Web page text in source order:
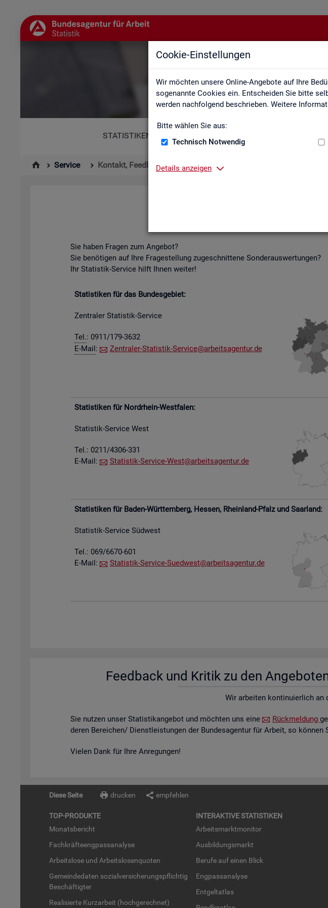
Cookie-Einstellungen
Wir möchten unsere Online-Angebote auf Ihre
sogenannte Cookies ein. Entscheiden Sie bitte
werden nachfolgend beschrieben. Weitere
Bitte wählen Sie aus:
Technisch Notwendig
Details anzeigen
Kontakt,
STATISTIKEN
Service Kontakt, Feedback und Kritik
Nut­zen Sie die
Sie haben Fra­gen zum An­ge­bot?
Sie be­nö­ti­gen auf Ihre Fra­ge­stel­lung zu­ge­schnit­te­ne Son­der­aus­wer­tun­gen?
Ihr Sta­tis­tik-Ser­vice hilft Ihnen wei­ter!
Sta­tis­ti­ken für das Bun­des­ge­biet:
Zen­tra­ler Sta­tis­tik-Ser­vice
Tel.: 0911/179-3632
E-Mail: Zen­tra­ler-Sta­tis­tik-Ser­vice@​arb​eits​agen​tur.​de
Sta­tis­ti­ken für Nord­rhein-West­fa­len:
Sta­tis­tik-Ser­vice West
Tel.: 0211/4306-331
E-Mail:
Sta­tis­tik-Ser­vice-West@​arb​eits​agen​tur.​de
Sta­tis­ti­ken für Baden-Würt­tem­berg, Hes­sen, Rhein­land-Pfalz und Saar­land:
Sta­tis­tik-Ser­vice Süd­west
Tel.: 069/6670-601
E-Mail:
Sta­tis­tik-Ser­vice-Su­ed­west@​arb​eits​agen​tur.​de
Feed­back und Kri­tik zu den
Wir ar­bei­ten kon­ti­nu­ier­lich an
Sie nut­zen unser Sta­tis­tik­an­ge­bot und möch­ten uns eine Rück­mel­dung
de­ren Be­rei­chen/ Dienst­leis­tun­gen der Bun­des­agen­tur für Ar­beit, so kön­nen
Vie­len Dank für Ihre An­re­gun­gen!
Diese Seite drucken empfehlen
TOP-PRO­DUK­TE
Mo­nats­be­richt
Fach­kräf­te­eng­pass­ana­ly­se
Ar­beits­lo­se und Ar­beits­lo­sen­quo­ten
Ge­mein­de­da­ten so­zi­al­ver­si­che­rungs­pflich­tig
Be­schäf­tig­ter
Rea­li­sier­te Kurz­ar­beit (hoch­ge­rech­net)
IN­TER­AK­TI­VE STA­TIS­TI­KEN
Ar­beits­markt­mo­ni­tor
Aus­bil­dungs­markt
Be­ru­fe auf einen Blick
Eng­pass­ana­ly­se
Ent­gel­t­at­las